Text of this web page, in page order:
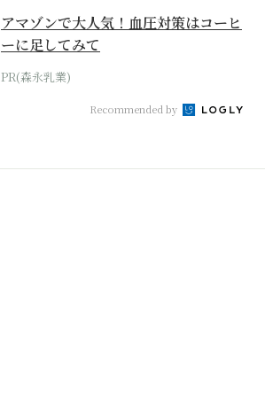
アマゾンで大人気！血圧対策はコーヒ
ーに足してみて
PR(森永乳業)
Recommended by